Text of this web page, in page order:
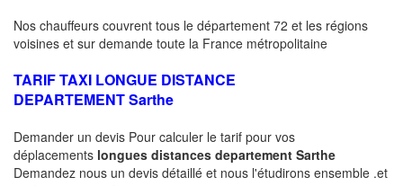
Nos chauffeurs couvrent tous le département 72 et les régions
voisines et sur demande toute la France métropolitaine
TARIF TAXI LONGUE DISTANCE
DEPARTEMENTSarthe
Demander un devis Pour calculer le tarif pour vos
déplacements longues distances departement Sarthe
Demandez nous un devis détaillé et nous l'étudirons ensemble .et